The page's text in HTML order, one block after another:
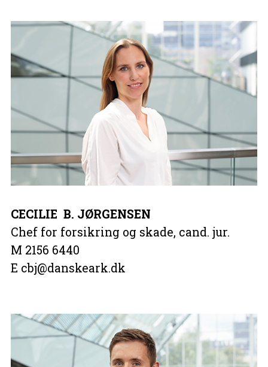
CECILIE B. JØRGENSEN
Chef for forsikring og skade, cand. jur.
M 2156 6440
E cbj@danskeark.dk